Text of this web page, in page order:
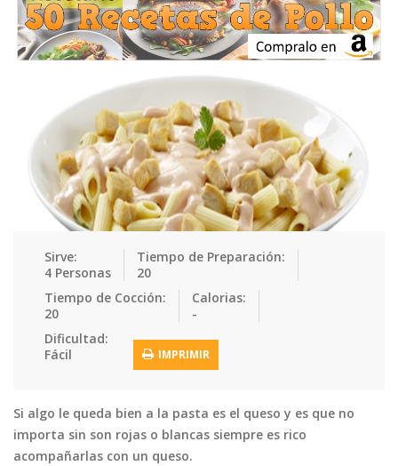
Ensaladas Equipment Frutas Galletas
Gelatinas Guarnicion… Helados Hot Dogs
Mariscos Mermeladas
Panes Para Niños Pastas Pasteles
Pescados Pizzas Platos Fue… Pollo
Postres Recetas de… Recetas Do… Recetas Fá…
Recetas Ke… Recetas Me…
Sandwiches Snacks
Tacos
Tortas Vegetales
Vegetarian…
Recetas
Sirve:
4 Personas
Tiempo de Preparación:
20
Tiempo de Cocción:
20
Calorias:
-
Dificultad:
Fácil
IMPRIMIR
Si algo le queda bien a la pasta es el queso y es que no
importa sin son rojas o blancas siempre es rico
acompañarlas con un queso.